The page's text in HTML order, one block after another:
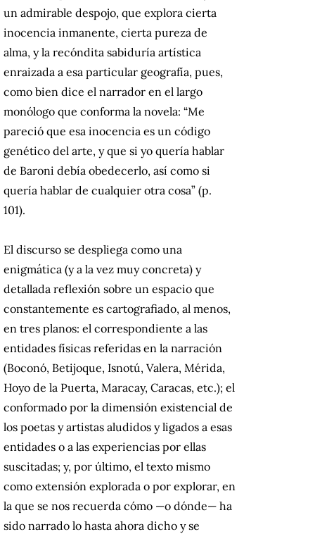
un admirable despojo, que explora cierta
inocencia inmanente, cierta pureza de
alma, y la recóndita sabiduría artística
enraizada a esa particular geografía, pues,
como bien dice el narrador en el largo
monólogo que conforma la novela: “Me
pareció que esa inocencia es un código
genético del arte, y que si yo quería hablar
de Baroni debía obedecerlo, así como si
quería hablar de cualquier otra cosa” (p.
101).
El discurso se despliega como una
enigmática (y a la vez muy concreta) y
detallada reflexión sobre un espacio que
constantemente es cartografiado, al menos,
en tres planos: el correspondiente a las
entidades físicas referidas en la narración
(Boconó, Betijoque, Isnotú, Valera, Mérida,
Hoyo de la Puerta, Maracay, Caracas, etc.); el
conformado por la dimensión existencial de
los poetas y artistas aludidos y ligados a esas
entidades o a las experiencias por ellas
suscitadas; y, por último, el texto mismo
como extensión explorada o por explorar, en
la que se nos recuerda cómo —o dónde— ha
sido narrado lo hasta ahora dicho y se